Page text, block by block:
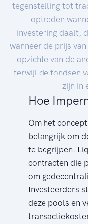
tegenstelling tot
optreden
investering daalt,
wanneer de prijs
opzichte van de
terwijl de fondsen
zijn in
Hoe
Om het
belangrijk om
te begrijpen.
contracten die
om
Investeerders
deze pools en